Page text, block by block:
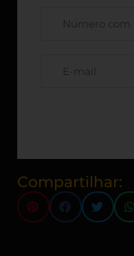
Compartilhar: